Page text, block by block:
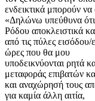
ενδεικτικά μπορούν
«Δηλώνω υπεύθυνα
Ρόδου αποκλειστικά
από τις πύλες
ώρες που θα μου
υποδεικνύονται ρητά
μεταφοράς επιβατών
και αναχώρησή τους
για καμία άλλη αιτία,